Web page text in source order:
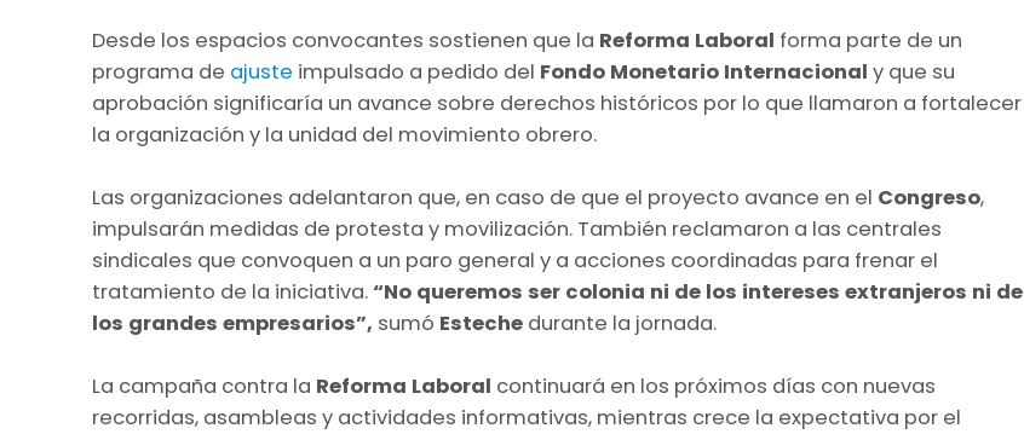
Desde los espacios convocantes sostienen que la Reforma Laboral forma parte de un
programa de ajuste impulsado a pedido del Fondo Monetario Internacional y que su
aprobación significaría un avance sobre derechos históricos por lo que llamaron a fortalecer
la organización y la unidad del movimiento obrero.
Las organizaciones adelantaron que, en caso de que el proyecto avance en el Congreso,
impulsarán medidas de protesta y movilización. También reclamaron a las centrales
sindicales que convoquen a un paro general y a acciones coordinadas para frenar el
tratamiento de la iniciativa.“No queremos ser colonia ni de los intereses extranjeros ni de
los grandes empresarios”, sumó Esteche durante la jornada.
La campaña contra la Reforma Laboral continuará en los próximos días con nuevas
recorridas, asambleas y actividades informativas, mientras crece la expectativa por el